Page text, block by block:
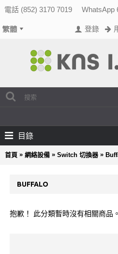
電話 (852) 3170 7019 WhatsApp
登錄
目錄
首頁 » 網絡設備 » Switch 切換器 »
BUFFALO
抱歉！ 此分類暫時沒有相關商品。